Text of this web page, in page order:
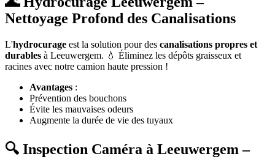
Nettoyage Profond des Canalisations
L'hydrocurage est la solution pour des canalisations propres et
durables à Leeuwergem. 💧 Éliminez les dépôts graisseux et
racines avec notre camion haute pression !
Avantages :
Prévention des bouchons
Évite les mauvaises odeurs
Augmente la durée de vie des tuyaux
🔍 Inspection Caméra à Leeuwergem –